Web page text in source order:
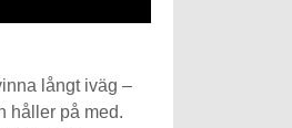
långt iväg –
håller på med.